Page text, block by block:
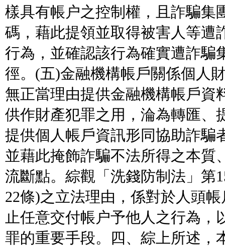
樣具有帳户之控制權，且詐騙集
碼，藉此提領並取得被害人等遭
行為，並確認該行為確實遭詐騙
徑。(五)金融機構帳戶關係個人
無正當理由提供金融機構帳戶資
供作財產犯罪之用，淪為轉匯、
提供個人帳戶資訊形同協助詐騙
並藉此掩飾詐騙不法所得之本質
流斷點。綜觀「洗錢防制法」第
22條)之立法理由，係對於人頭
止任意交付帳户予他人之行為，
罪的重要手段。四、綜上所述，